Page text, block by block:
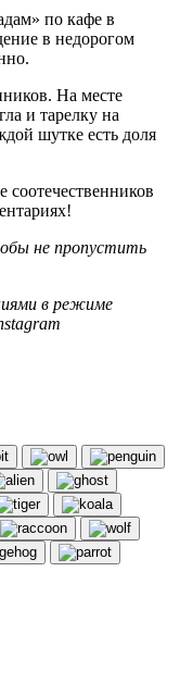
по кафе в
в недорогом
На месте
и тарелку на
шутке есть доля
соотечественников
не пропустить
в режиме